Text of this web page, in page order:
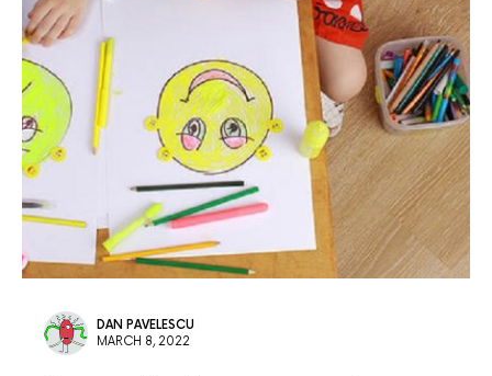
DAN PAVELESCU
MARCH 8, 2022